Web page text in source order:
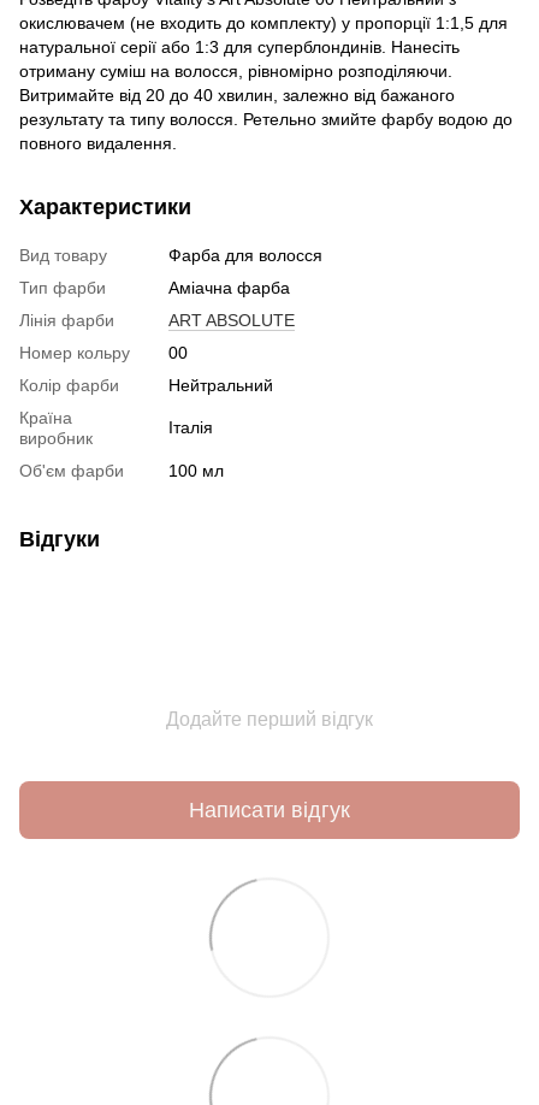
окислювачем (не входить до комплекту) у пропорції 1:1,5 для
натуральної серії або 1:3 для суперблондинів. Нанесіть
отриману суміш на волосся, рівномірно розподіляючи.
Витримайте від 20 до 40 хвилин, залежно від бажаного
результату та типу волосся. Ретельно змийте фарбу водою до
повного видалення.
Характеристики
Вид товару
Фарба для волосся
Тип фарби
Аміачна фарба
Лінія фарби
ART ABSOLUTE
Номер кольру
00
Колір фарби
Нейтральний
Країна
виробник
Італія
Об'єм фарби 100 мл
Відгуки
Додайте перший відгук
Написати відгук